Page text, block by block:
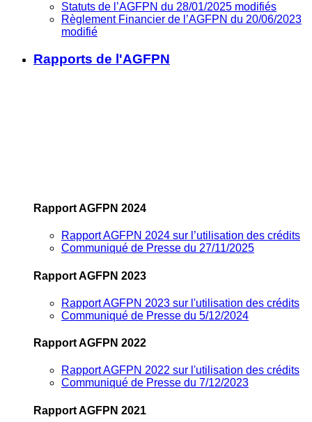
Statuts de l’AGFPN du 28/01/2025 modifiés
Règlement Financier de l’AGFPN du 20/06/2023
modifié
Rapports de l'AGFPN
Rapport AGFPN 2024
Rapport AGFPN 2024 sur l’utilisation des crédits
Communiqué de Presse du 27/11/2025
Rapport AGFPN 2023
Rapport AGFPN 2023 sur l'utilisation des crédits
Communiqué de Presse du 5/12/2024
Rapport AGFPN 2022
Rapport AGFPN 2022 sur l'utilisation des crédits
Communiqué de Presse du 7/12/2023
Rapport AGFPN 2021